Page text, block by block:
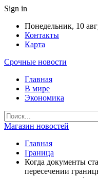
Sign in
Понедельник, 10
Контакты
Карта
Срочные новости
Главная
В мире
Экономика
Магазин новостей
Главная
Граница
Когда документы
пересечении